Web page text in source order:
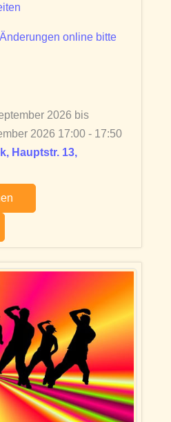
online bitte
2026 bis
2026 17:00 - 17:50
Hauptstr. 13,